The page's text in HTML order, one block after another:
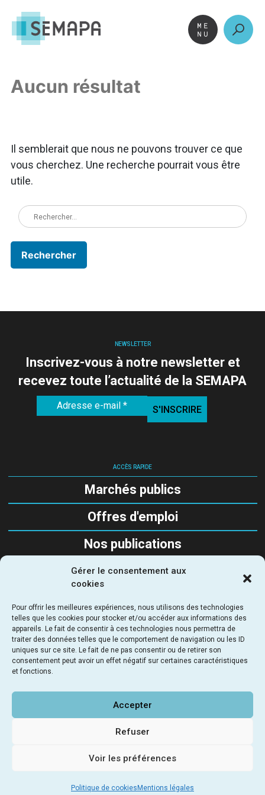
Gérer le consentement aux
cookies
Pour offrir les meilleures expériences, nous utilisons des technologies
telles que les cookies pour stocker et/ou accéder aux informations des
appareils. Le fait de consentir à ces technologies nous permettra de
traiter des données telles que le comportement de navigation ou les ID
uniques sur ce site. Le fait de ne pas consentir ou de retirer son
consentement peut avoir un effet négatif sur certaines caractéristiques
et fonctions.
Accepter
Refuser
Voir les préférences
Politique de cookies Mentions légales
contenu
Aucun résultat
Il semblerait que nous ne pouvons trouver ce que
vous cherchez. Une recherche pourrait vous être
utile.
Rechercher :
NEWSLETTER
Inscrivez-vous à notre newsletter et
recevez toute l’actualité de la SEMAPA
ACCÈS RAPIDE
Marchés publics
Offres d'emploi
Nos publications
SEMAPA - Société d'Étude, de Maitrise d’Ouvrage et
d’Aménagement Parisienne
NOUS RENDRE VISITE LIENS UTILES NOUS CONTACTER
SITE INTERNET PAR MEAL